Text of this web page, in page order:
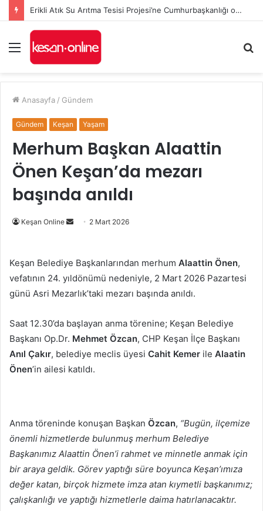
Erikli Atık Su Arıtma Tesisi Projesi’ne Cumhurbaşkanlığı onayı
Menü
...
Anasayfa / Gündem
Gündem Keşan Yaşam
Merhum Başkan Alaattin
Önen Keşan’da mezarı
başında anıldı
Keşan Online
Bir
göndermek
2 Mart 2026
Keşan Belediye Başkanlarından merhum Alaattin Önen,
vefatının 24. yıldönümü nedeniyle, 2 Mart 2026 Pazartesi
günü Asri Mezarlık’taki mezarı başında anıldı.
Saat 12.30’da başlayan anma törenine; Keşan Belediye
Başkanı Op.Dr. Mehmet Özcan, CHP Keşan İlçe Başkanı
Anıl Çakır, belediye meclis üyesi Cahit Kemer ile Alaatin
Önen’in ailesi katıldı.
Anma töreninde konuşan Başkan Özcan, “Bugün, ilçemize
önemli hizmetlerde bulunmuş merhum Belediye
Başkanımız Alaattin Önen’i rahmet ve minnetle anmak için
bir araya geldik. Görev yaptığı süre boyunca Keşan’ımıza
değer katan, birçok hizmete imza atan kıymetli başkanımız;
çalışkanlığı ve yaptığı hizmetlerle daima hatırlanacaktır.